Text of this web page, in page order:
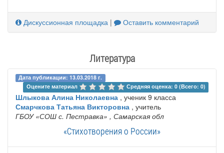
Дискуссионная площадка | Оставить комментарий
Литература
Дата публикации: 13.03.2018 г.
Оцените материал
Средняя оценка: 0 (Всего: 0)
Шлыкова Алина Николаевна , ученик 9 класса
Смарчкова Татьяна Викторовна , учитель
ГБОУ ‎«СОШ с. Пестравка» , Самарская обл
«Стихотворения о России»